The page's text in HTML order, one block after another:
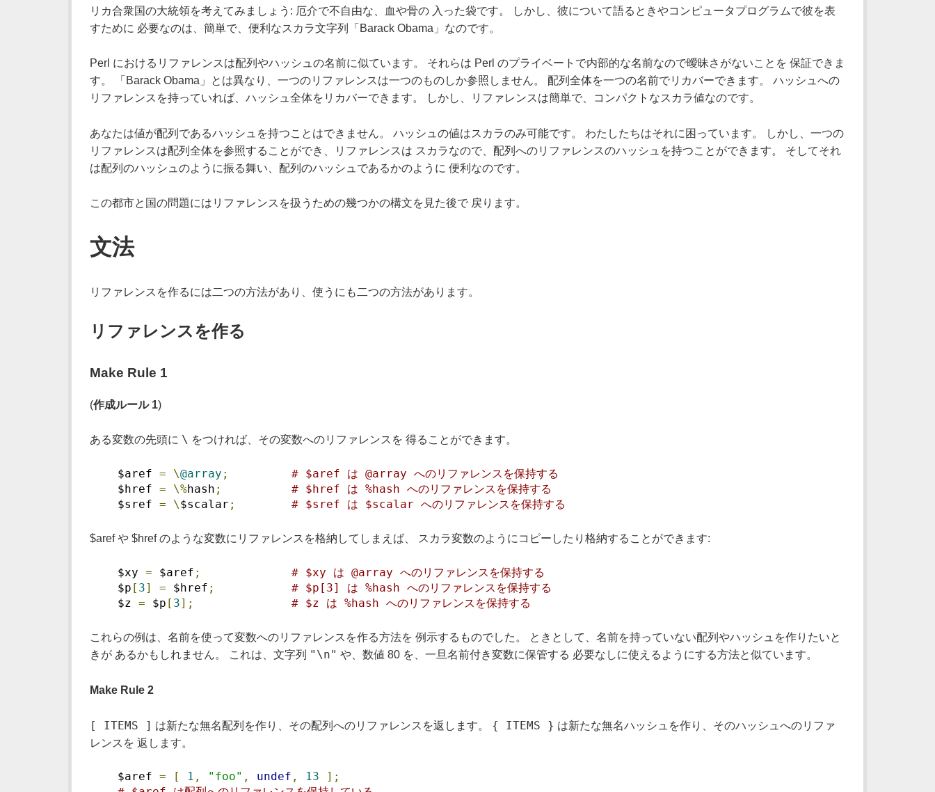
リカ合衆国の大統領を考えてみましょう: 厄介で不自由な、血や骨の 入った袋です。 しかし、彼について語るときやコンピュータプログラムで彼を表
すために 必要なのは、簡単で、便利なスカラ文字列「Barack Obama」なのです。
Perl におけるリファレンスは配列やハッシュの名前に似ています。 それらは Perl のプライベートで内部的な名前なので曖昧さがないことを 保証できま
す。 「Barack Obama」とは異なり、一つのリファレンスは一つのものしか参照しません。 配列全体を一つの名前でリカバーできます。 ハッシュへの
リファレンスを持っていれば、ハッシュ全体をリカバーできます。 しかし、リファレンスは簡単で、コンパクトなスカラ値なのです。
あなたは値が配列であるハッシュを持つことはできません。 ハッシュの値はスカラのみ可能です。 わたしたちはそれに困っています。 しかし、一つの
リファレンスは配列全体を参照することができ、リファレンスは スカラなので、配列へのリファレンスのハッシュを持つことができます。 そしてそれ
は配列のハッシュのように振る舞い、配列のハッシュであるかのように 便利なのです。
この都市と国の問題にはリファレンスを扱うための幾つかの構文を見た後で 戻ります。
文法
リファレンスを作るには二つの方法があり、使うにも二つの方法があります。
リファレンスを作る
Make Rule 1
(作成ルール 1)
ある変数の先頭に \ をつければ、その変数へのリファレンスを 得ることができます。
$aref = \@array ;
# $aref は @array へのリファレンスを保持する
$href = \%hash ;
# $href は %hash へのリファレンスを保持する
$sref = \$scalar ; # $sref は $scalar へのリファレンスを保持する
$aref や $href のような変数にリファレンスを格納してしまえば、 スカラ変数のようにコピーしたり格納することができます:
$xy = $aref ;
# $xy は @array へのリファレンスを保持する
$p [ 3] = $href ;
# $p[3] は %hash へのリファレンスを保持する
$z = $p [ 3]; # $z は %hash へのリファレンスを保持する
これらの例は、名前を使って変数へのリファレンスを作る方法を 例示するものでした。 ときとして、名前を持っていない配列やハッシュを作りたいと
きが あるかもしれません。 これは、文字列 "\n" や、数値 80 を、一旦名前付き変数に保管する 必要なしに使えるようにする方法と似ています。
Make Rule 2
[ ITEMS ] は新たな無名配列を作り、その配列へのリファレンスを返します。 { ITEMS } は新たな無名ハッシュを作り、そのハッシュへのリファ
レンスを 返します。
$aref = [ 1 , "foo" , undef , 13
];